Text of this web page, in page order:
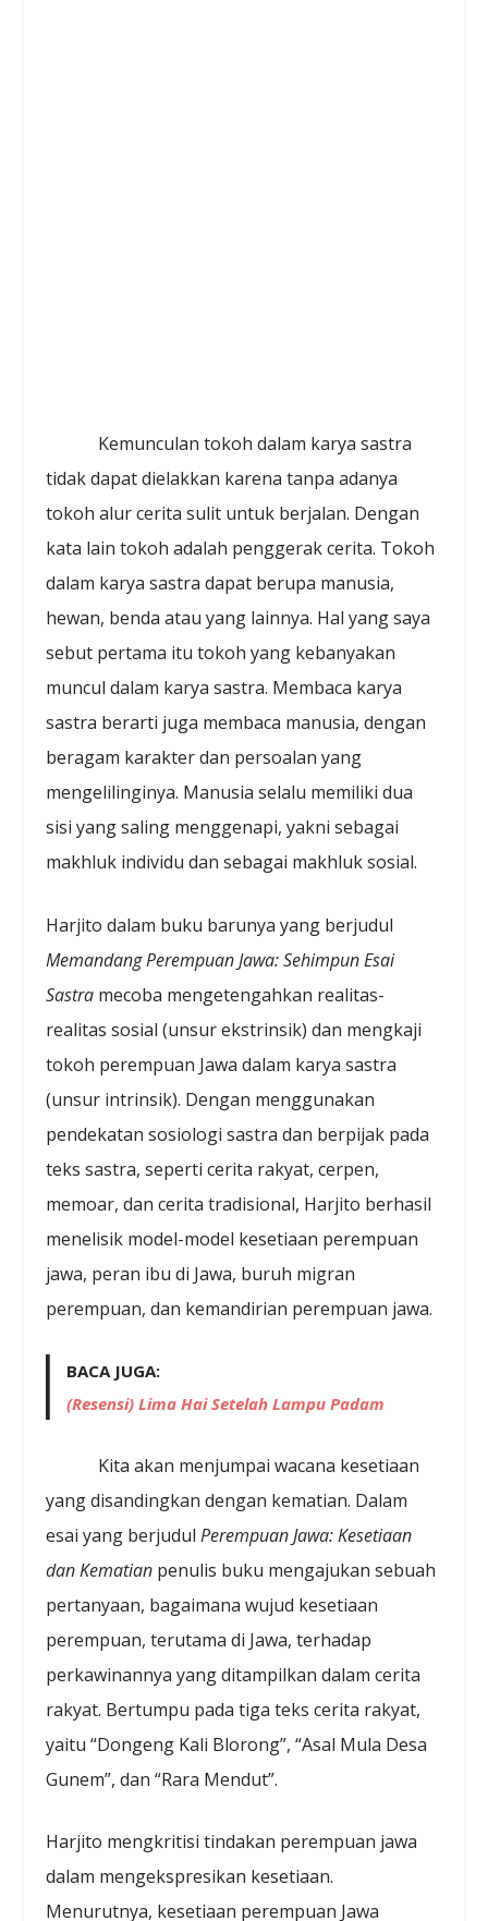
Kemunculan tokoh dalam karya sastra
tidak dapat dielakkan karena tanpa adanya
tokoh alur cerita sulit untuk berjalan. Dengan
kata lain tokoh adalah penggerak cerita. Tokoh
dalam karya sastra dapat berupa manusia,
hewan, benda atau yang lainnya. Hal yang saya
sebut pertama itu tokoh yang kebanyakan
muncul dalam karya sastra. Membaca karya
sastra berarti juga membaca manusia, dengan
beragam karakter dan persoalan yang
mengelilinginya. Manusia selalu memiliki dua
sisi yang saling menggenapi, yakni sebagai
makhluk individu dan sebagai makhluk sosial.
Harjito dalam buku barunya yang berjudul
Memandang Perempuan Jawa: Sehimpun Esai
Sastra mecoba mengetengahkan realitas-
realitas sosial (unsur ekstrinsik) dan mengkaji
tokoh perempuan Jawa dalam karya sastra
(unsur intrinsik). Dengan menggunakan
pendekatan sosiologi sastra dan berpijak pada
teks sastra, seperti cerita rakyat, cerpen,
memoar, dan cerita tradisional, Harjito berhasil
menelisik model-model kesetiaan perempuan
jawa, peran ibu di Jawa, buruh migran
perempuan, dan kemandirian perempuan jawa.
BACA JUGA:
(Resensi) Lima Hai Setelah Lampu Padam
Kita akan menjumpai wacana kesetiaan
yang disandingkan dengan kematian. Dalam
esai yang berjudulPerempuan Jawa: Kesetiaan
dan Kematian penulis buku mengajukan sebuah
pertanyaan, bagaimana wujud kesetiaan
perempuan, terutama di Jawa, terhadap
perkawinannya yang ditampilkan dalam cerita
rakyat. Bertumpu pada tiga teks cerita rakyat,
yaitu “Dongeng Kali Blorong”, “Asal Mula Desa
Gunem”, dan “Rara Mendut”.
Harjito mengkritisi tindakan perempuan jawa
dalam mengekspresikan kesetiaan.
Menurutnya, kesetiaan perempuan Jawa